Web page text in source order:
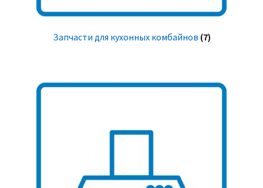
Запчасти для кухонных комбайнов (7)